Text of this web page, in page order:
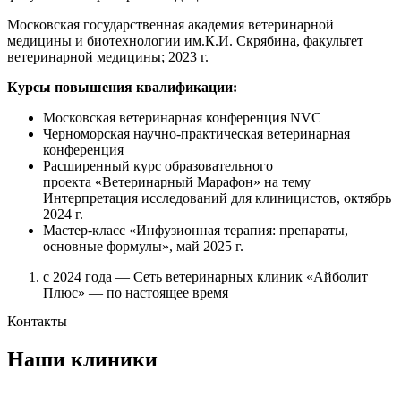
Московская государственная академия ветеринарной
медицины и биотехнологии им.К.И. Скрябина, факультет
ветеринарной медицины; 2023 г.
Курсы повышения квалификации:
Московская ветеринарная конференция NVC
Черноморская научно-практическая ветеринарная
конференция
Расширенный курс образовательного
проекта «Ветеринарный Марафон» на тему
Интерпретация исследований для клиницистов, октябрь
2024 г.
Мастер-класс «Инфузионная терапия: препараты,
основные формулы», май 2025 г.
с 2024 года — Сеть ветеринарных клиник «Айболит
Плюс» — по настоящее время
Контакты
Наши клиники